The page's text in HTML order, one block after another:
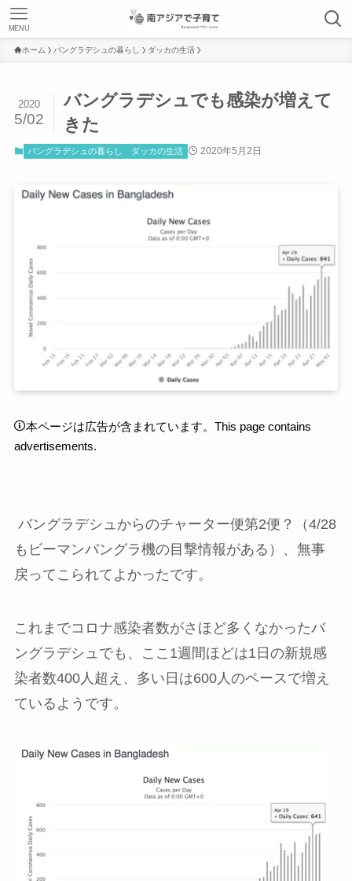
MENU
ホーム バングラデシュの暮らし ダッカの生活
バングラデシュでも感染が増えて
きた
2020
5/02
バングラデシュの暮らし ダッカの生活 2020年5月2日
本ページは広告が含まれています。This page contains
advertisements.
バングラデシュからのチャーター便第2便？（4/28
もビーマンバングラ機の目撃情報がある）、無事
戻ってこられてよかったです。
これまでコロナ感染者数がさほど多くなかったバ
ングラデシュでも、ここ1週間ほどは1日の新規感
染者数400人超え、多い日は600人のペースで増え
ているようです。